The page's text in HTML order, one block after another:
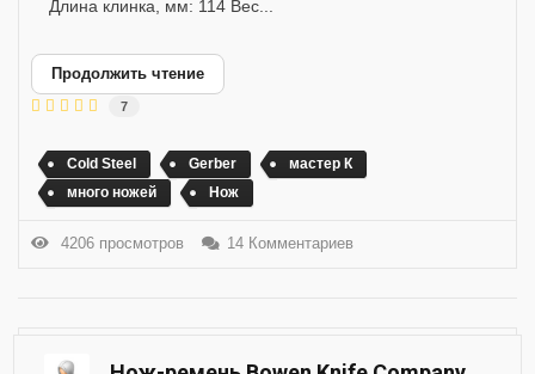
Длина клинка, мм: 114 Вес...
Продолжить чтение
7
Cold Steel Gerber
мастер К
много ножей
Нож
4206 просмотров 14 Комментариев